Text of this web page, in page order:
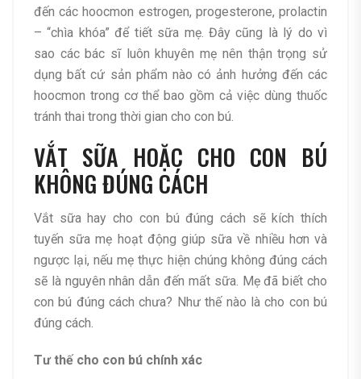
đến các hoocmon estrogen, progesterone, prolactin
– “chìa khóa” để tiết sữa mẹ. Đây cũng là lý do vì
sao các bác sĩ luôn khuyên mẹ nên thận trọng sử
dụng bất cứ sản phẩm nào có ảnh hưởng đến các
hoocmon trong cơ thể bao gồm cả việc dùng thuốc
tránh thai trong thời gian cho con bú.
VẮT SỮA HOẶC CHO CON BÚ
KHÔNG ĐÚNG CÁCH
Vắt sữa hay cho con bú đúng cách sẽ kích thích
tuyến sữa mẹ hoạt động giúp sữa về nhiều hơn và
ngược lại, nếu mẹ thực hiện chúng không đúng cách
sẽ là nguyên nhân dẫn đến mất sữa. Mẹ đã biết cho
con bú đúng cách chưa? Như thế nào là cho con bú
đúng cách.
Tư thế cho con bú chính xác